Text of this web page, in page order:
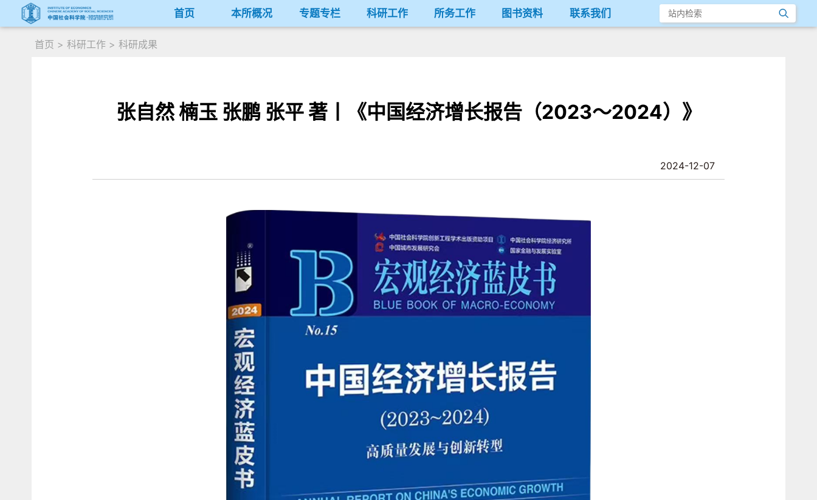
首页 本所概况 专题专栏 科研工作 所务工作 图书资料 联系我们
首页 > 科研工作 > 科研成果
张自然 楠玉 张鹏 张平 著丨《中国经济增长报告（2023～2024）》
2024-12-07